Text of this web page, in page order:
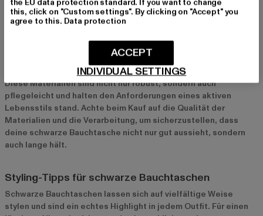
Bauchtaschen
Schwarze Bauchtaschen werden aus einer Vielzahl von
Langlebigkeit bieten. Leder ist eine beliebte Wahl für eine edle
und langlebige Tasche, während Nylon und Polyester für ihre
Widerstandsfähigkeit und Leichtigkeit geschätzt werden.
Diese Materialien sind nicht nur robust, sondern auch
pflegeleicht und halten den Anforderungen eines aktiven
Lebensstils stand. Achte beim Kauf auf die Qualität der
Materialien und die Verarbeitung, um sicherzustellen, dass
deine schwarze Bauchtasche nicht nur gut aussieht, sondern
auch lange hält.
Styling-Tipps für schwarze Bauchtaschen
Schwarze Bauchtaschen lassen sich auf vielfältige Weise
stylen und sind ein echtes Highlight in jedem Outfit. Für einen
this, click on "Custom settings". By clicking on "Accept" you
agree to this. Data protection
INDIVIDUAL SETTINGS
ACCEPT